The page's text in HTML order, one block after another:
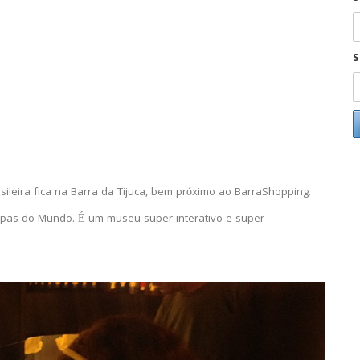
fica na Barra da Tijuca, bem próximo ao BarraShopping.
do Mundo. É um museu super interativo e super